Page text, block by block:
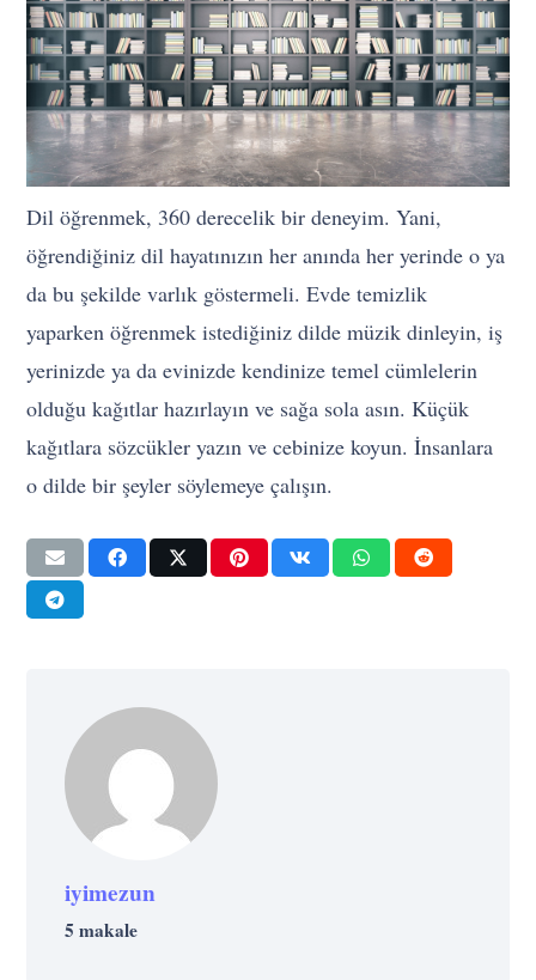
Dil öğrenmek, 360 derecelik bir deneyim. Yani,
öğrendiğiniz dil hayatınızın her anında her yerinde o ya
da bu şekilde varlık göstermeli. Evde temizlik
yaparken öğrenmek istediğiniz dilde müzik dinleyin, iş
yerinizde ya da evinizde kendinize temel cümlelerin
olduğu kağıtlar hazırlayın ve sağa sola asın. Küçük
kağıtlara sözcükler yazın ve cebinize koyun. İnsanlara
o dilde bir şeyler söylemeye çalışın.
iyimezun
5 makale
GELIŞIM